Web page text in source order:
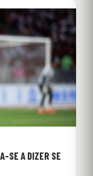
SE A DIZER SE